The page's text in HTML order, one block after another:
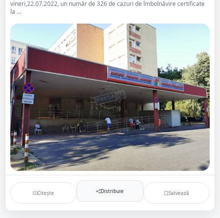
vineri,22.07.2022, un număr de 326 de cazuri de îmbolnăvire certificate
la ...
Citește Distribuie Salvează